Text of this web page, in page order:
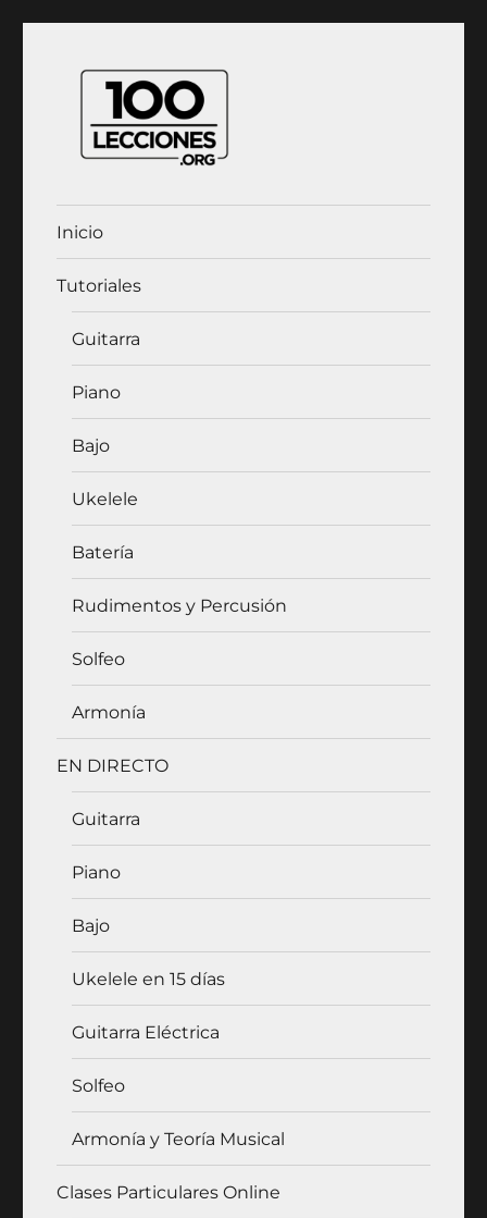
100Lecciones.Org
Inicio
Tutoriales
Guitarra
Piano
Bajo
Ukelele
Batería
Rudimentos y Percusión
Solfeo
Armonía
EN DIRECTO
Guitarra
Piano
Bajo
Ukelele en 15 días
Guitarra Eléctrica
Solfeo
Armonía y Teoría Musical
Clases Particulares Online